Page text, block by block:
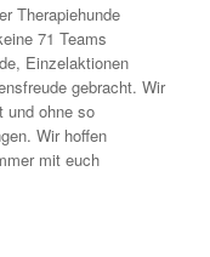
Therapiehunde
71 Teams
Einzelaktionen
gebracht. Wir
und ohne so
Wir hoffen
mit euch